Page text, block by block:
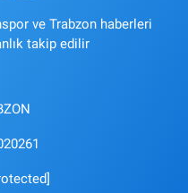
ve Trabzon haberleri
takip edilir